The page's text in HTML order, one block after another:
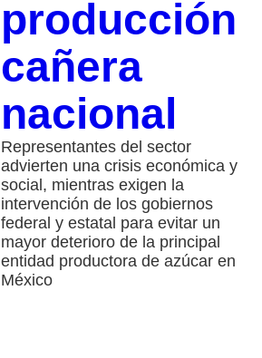
producción
cañera
nacional
Representantes del sector
advierten una crisis económica y
social, mientras exigen la
intervención de los gobiernos
federal y estatal para evitar un
mayor deterioro de la principal
entidad productora de azúcar en
México